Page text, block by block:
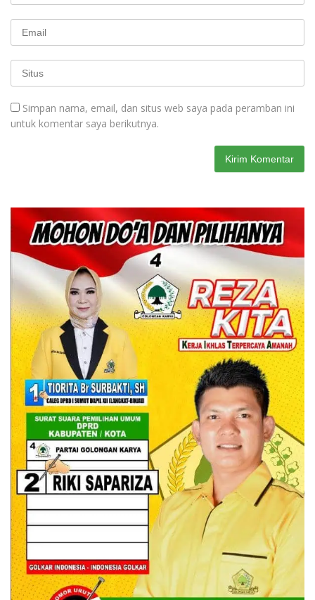
Simpan nama, email, dan situs web saya pada peramban ini
untuk komentar saya berikutnya.